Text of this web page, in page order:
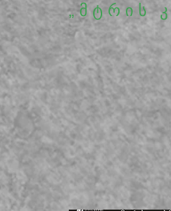
„მტრის